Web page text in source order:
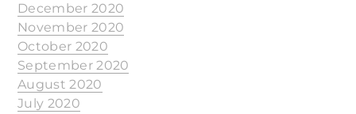
December 2020
November 2020
October 2020
September 2020
August 2020
July 2020